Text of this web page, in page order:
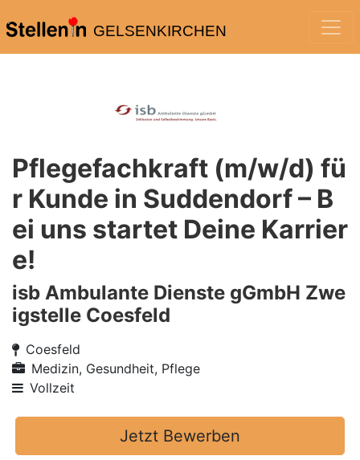
GELSENKIRCHEN
Pflegefachkraft (m/w/d) fü
r Kunde in Suddendorf – B
ei uns startet Deine Karrier
e!
isb Ambulante Dienste gGmbH Zwe
igstelle Coesfeld
Coesfeld
Medizin, Gesundheit, Pflege
Vollzeit
Jetzt Bewerben